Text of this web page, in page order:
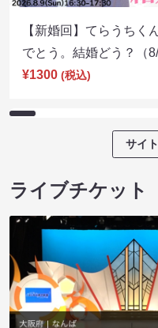
【新婚回】てらうちく
でとう。結婚どう？（
¥1300 (税込)
サイ
ライブチケット